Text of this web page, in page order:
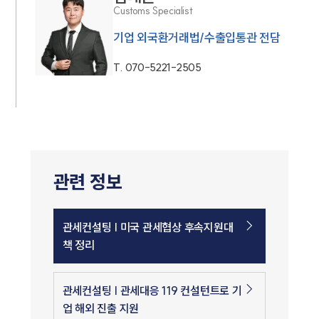
Customs Specialist
기업 외국환거래법/수출입통관 전담
T. 070-5221-2505
관련 정보
관세컨설팅 | 미국 관세협상 후속지원대
책 정리
관세컨설팅 | 관세대응 119 컨설턴트로 기
업 해외 진출 지원